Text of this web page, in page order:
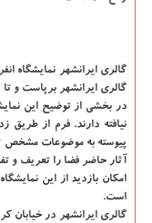
گالری ایرانشهر نمایشگاه
گالری ایرانشهر برپاست و تا ۱۰ خرداد ماه هم برقرار است.
در بخشی از توضیح این
نیافته دارند. فرم از طریق
پیوسته به موضوعات مشخص
آثار حاضر فضا را تعریف و
است.
گالری ایرانشهر در خیابان